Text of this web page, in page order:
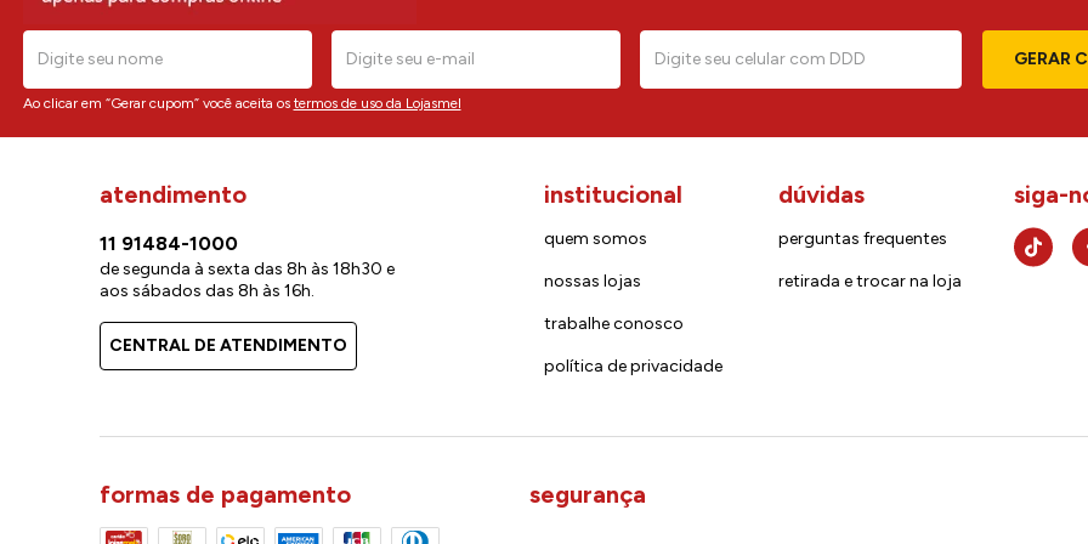
GERAR
Ao clicar em “Gerar cupom” você aceita os termos de uso da Lojasmel
atendimento
11 91484-1000
de segunda à sexta das 8h às 18h30 e
aos sábados das 8h às 16h.
CENTRAL DE ATENDIMENTO
institucional
quem somos
nossas lojas
trabalhe conosco
política de privacidade
dúvidas
perguntas frequentes
retirada e trocar na loja
siga-
formas de pagamento segurança